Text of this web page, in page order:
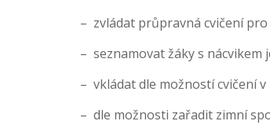
– zvládat průpravná cvičení
– seznamovat žáky s
– vkládat dle možností cvičení
– dle možnosti zařadit zimní